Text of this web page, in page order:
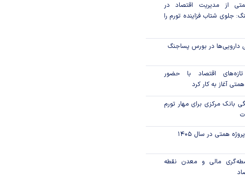
از مدیریت اقتصاد در
جلوی شتاب فزاینده تورم را
دارویی‌ها در بورس پساجنگ
تازه‌های اقتصاد با حضور
آغاز به کار کرد
بانک مرکزی برای مهار تورم
همتی در سال ۱۴۰۵
مالی و معدن نقطه